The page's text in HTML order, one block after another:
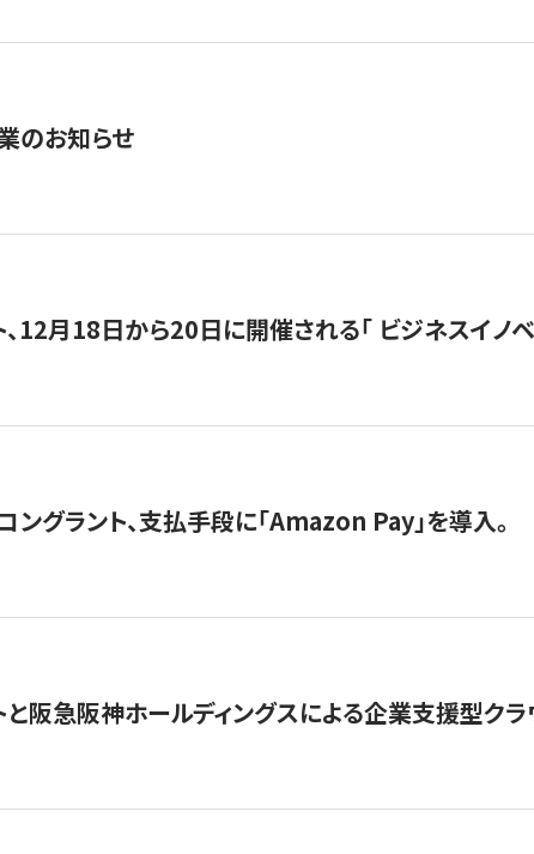
のお知らせ
、12月18日から20日に開催される「 ビジネスイ
グラント、支払手段に「Amazon Pay」を導入。
阪急阪神ホールディングスによる企業支援型クラ